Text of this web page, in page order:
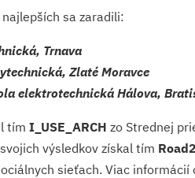
najlepších sa zaradili:
Trnava
Zlaté Moravce
elektrotechnická Hálova,
tím I_USE_ARCH zo Strednej
svojich výsledkov získal tím
sieťach. Viac informácií